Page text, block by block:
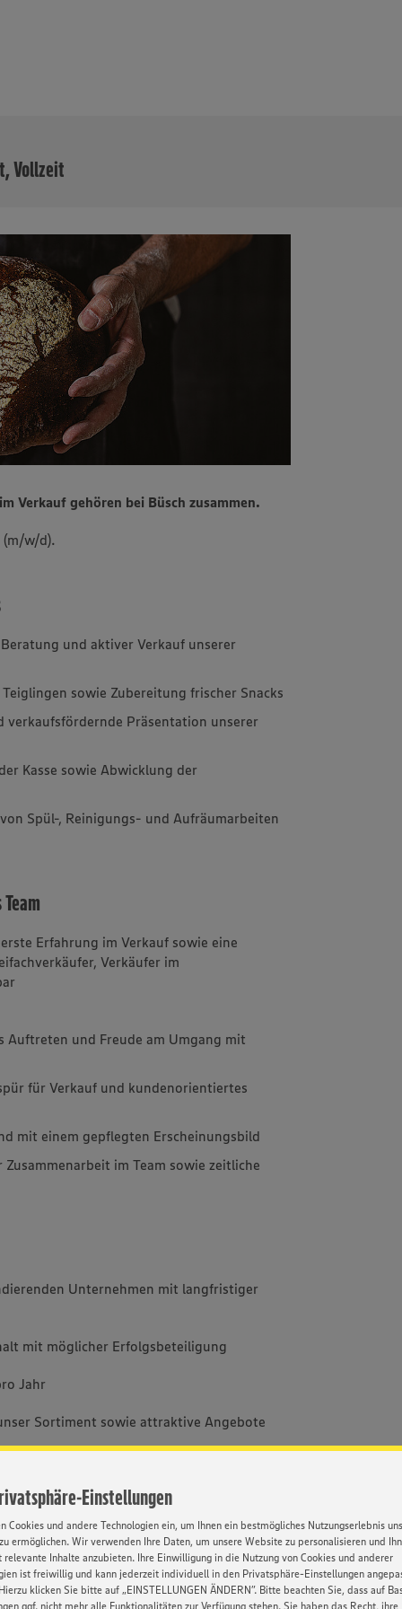
Einstellungen
Cookies und andere Technologien ein, um Ihnen ein bestmögliches Nutzungserlebnis
ermöglichen. Wir verwenden Ihre Daten, um unsere Website zu personalisieren und
relevante Inhalte anzubieten. Ihre Einwilligung in die Nutzung von Cookies und anderer
ist freiwillig und kann jederzeit individuell in den Privatsphäre-Einstellungen
klicken Sie bitte auf „EINSTELLUNGEN ÄNDERN”. Bitte beachten Sie, dass auf
ggf. nicht mehr alle Funktionalitäten zur Verfügung stehen. Sie haben das Recht, ihre
Vollzeit
Verkauf gehören bei Büsch zusammen.
(m/w/d).
und aktiver Verkauf unserer
sowie Zubereitung frischer Snacks
verkaufsfördernde Präsentation unserer
Kasse sowie Abwicklung der
Spül-, Reinigungs- und Aufräumarbeiten
Erfahrung im Verkauf sowie eine
Verkäufer im
Auftreten und Freude am Umgang mit
für Verkauf und kundenorientiertes
mit einem gepflegten Erscheinungsbild
im Team sowie zeitliche
Unternehmen mit langfristiger
mit möglicher Erfolgsbeteiligung
Jahr
Sortiment sowie attraktive Angebote
zur persönlichen und fachlichen